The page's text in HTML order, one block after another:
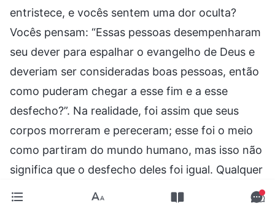
entristece, e vocês sentem uma dor oculta?
Vocês pensam: “Essas pessoas desempenharam
seu dever para espalhar o evangelho de Deus e
deveriam ser consideradas boas pessoas, então
como puderam chegar a esse fim e a esse
desfecho?”. Na realidade, foi assim que seus
corpos morreram e pereceram; esse foi o meio
como partiram do mundo humano, mas isso não
significa que o desfecho deles foi igual. Qualquer
que fosse o meio da sua morte e partida, ou